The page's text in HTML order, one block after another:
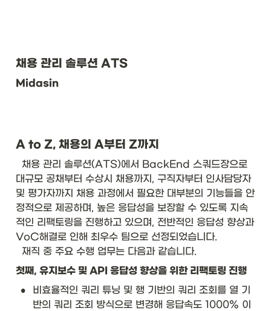
채용 관리 솔루션 ATS
Midasin
A to Z, 채용의 A부터 Z까지
대규모 공채부터 수상시 채용까지, 구직자부터 인사담당자
및 평가자까지 채용 과정에서 필요한 대부분의 기능들을 안
정적으로 제공하며, 높은 응답성을 보장할 수 있도록 지속
적인 리팩토링을 진행하고 있으며, 전반적인 응답성 향상과
VoC해결로 인해 최우수 팀으로 선정되었습니다.
  재직 중 주요 수행 업무는 다음과 같습니다.
첫째, 유지보수 및 API 응답성 향상을 위한 리팩토링 진행
•
비효율적인 쿼리 튜닝 및 행 기반의 쿼리 조회를 열 기
반의 쿼리 조회 방식으로 변경해 응답속도 1000% 이